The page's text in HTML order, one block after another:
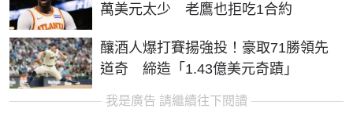
萬美元太少 老鷹也拒吃1合約
釀酒人爆打賽揚強投！豪取71勝領先
道奇 締造「1.43億美元奇蹟」
我是廣告 請繼續往下閱讀